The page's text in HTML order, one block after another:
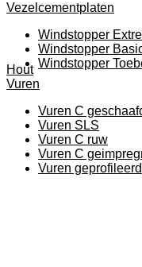
Vezelcementplaten
Windstopper
Windstopper
Windstopper
Hout
Vuren
Vuren C
Vuren SLS
Vuren C ruw
Vuren C
Vuren geprofileerd